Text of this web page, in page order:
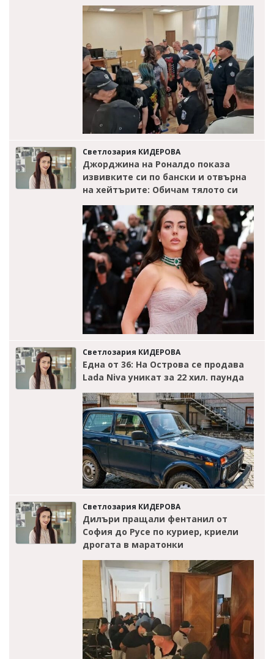
Светлозария КИДЕРОВА
Джорджина на Роналдо показа
извивките си по бански и отвърна
на хейтърите: Обичам тялото си
Светлозария КИДЕРОВА
Една от 36: На Острова се продава
Lada Niva уникат за 22 хил. паунда
Светлозария КИДЕРОВА
Дилъри пращали фентанил от
София до Русе по куриер, криели
дрогата в маратонки